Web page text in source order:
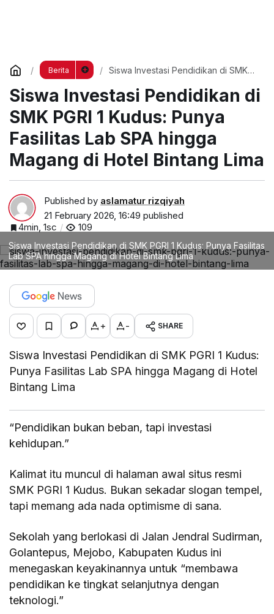
Berita
Siswa Investasi Pendidikan di SMK
SPA hingga Magang di Hotel Bintang
Lima
Siswa Investasi Pendidikan di
SMK PGRI 1 Kudus: Punya
Fasilitas Lab SPA hingga
Magang di Hotel Bintang Lima
Published by aslamatur rizqiyah
21 February 2026, 16:49 published
4min, 1sc
109
Siswa Investasi Pendidikan di SMK PGRI 1 Kudus: Punya Fasilitas
Lab SPA hingga Magang di Hotel Bintang Lima
+ - SHARE
Siswa Investasi Pendidikan di SMK PGRI 1 Kudus:
Punya Fasilitas Lab SPA hingga Magang di Hotel
Bintang Lima
“Pendidikan bukan beban, tapi investasi
kehidupan.”
Kalimat itu muncul di halaman awal situs resmi
SMK PGRI 1 Kudus. Bukan sekadar slogan tempel,
tapi memang ada nada optimisme di sana.
Sekolah yang berlokasi di Jalan Jendral Sudirman,
Golantepus, Mejobo, Kabupaten Kudus ini
menegaskan keyakinannya untuk “membawa
pendidikan ke tingkat selanjutnya dengan
teknologi.”